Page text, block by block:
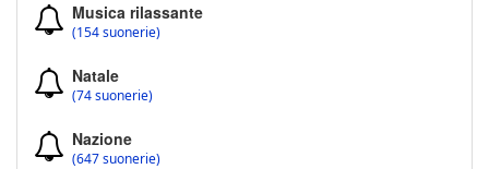
Musica rilassante
(154 suonerie)
Natale
(74 suonerie)
Nazione
(647 suonerie)